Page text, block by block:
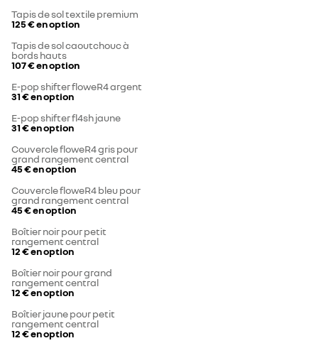
Tapis de sol textile premium
125 €en option
Tapis de sol caoutchouc à
bords hauts
107 €en option
E-pop shifter floweR4 argent
31 €en option
E-pop shifter fl4sh jaune
31 €en option
Couvercle floweR4 gris pour
grand rangement central
45 €en option
Couvercle floweR4 bleu pour
grand rangement central
45 €en option
Boîtier noir pour petit
rangement central
12 €en option
Boîtier noir pour grand
rangement central
12 €en option
Boîtier jaune pour petit
rangement central
12 €en option